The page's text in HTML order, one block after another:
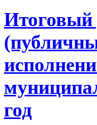
Итоговый
год